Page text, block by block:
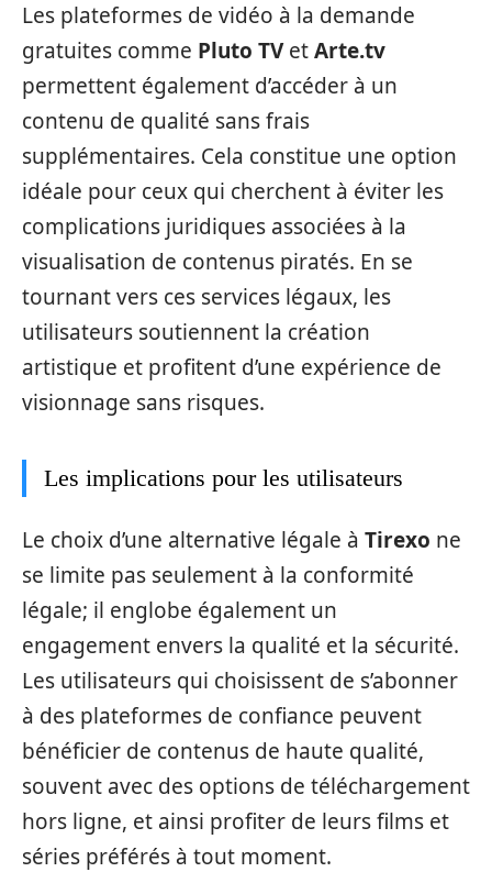
Les plateformes de vidéo à la demande
gratuites comme Pluto TVetArte.tv
permettent également d’accéder à un
contenu de qualité sans frais
supplémentaires. Cela constitue une option
idéale pour ceux qui cherchent à éviter les
complications juridiques associées à la
visualisation de contenus piratés. En se
tournant vers ces services légaux, les
utilisateurs soutiennent la création
artistique et profitent d’une expérience de
visionnage sans risques.
Les implications pour les utilisateurs
Le choix d’une alternative légale à Tirexo ne
se limite pas seulement à la conformité
légale; il englobe également un
engagement envers la qualité et la sécurité.
Les utilisateurs qui choisissent de s’abonner
à des plateformes de confiance peuvent
bénéficier de contenus de haute qualité,
souvent avec des options de téléchargement
hors ligne, et ainsi profiter de leurs films et
séries préférés à tout moment.